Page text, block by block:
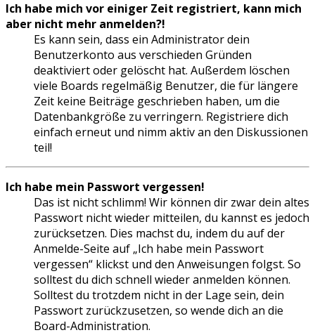
Ich habe mich vor einiger Zeit registriert, kann mich
aber nicht mehr anmelden?!
Es kann sein, dass ein Administrator dein
Benutzerkonto aus verschieden Gründen
deaktiviert oder gelöscht hat. Außerdem löschen
viele Boards regelmäßig Benutzer, die für längere
Zeit keine Beiträge geschrieben haben, um die
Datenbankgröße zu verringern. Registriere dich
einfach erneut und nimm aktiv an den Diskussionen
teil!
Ich habe mein Passwort vergessen!
Das ist nicht schlimm! Wir können dir zwar dein altes
Passwort nicht wieder mitteilen, du kannst es jedoch
zurücksetzen. Dies machst du, indem du auf der
Anmelde-Seite auf „Ich habe mein Passwort
vergessen“ klickst und den Anweisungen folgst. So
solltest du dich schnell wieder anmelden können.
Solltest du trotzdem nicht in der Lage sein, dein
Passwort zurückzusetzen, so wende dich an die
Board-Administration.